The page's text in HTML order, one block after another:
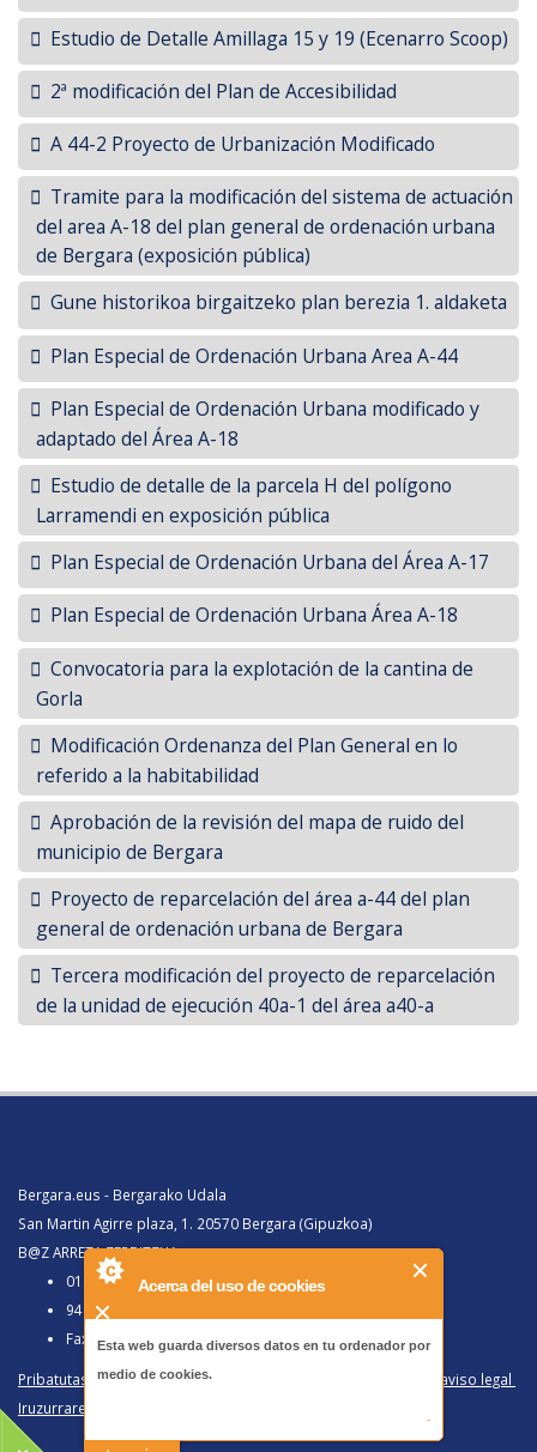
Acerca del uso de cookies
Esta web guarda diversos datos en tu ordenador por
medio de cookies.
-
Estudio de Detalle Amillaga 15 y 19 (Ecenarro Scoop)
2ª modificación del Plan de Accesibilidad
A 44-2 Proyecto de Urbanización Modificado
Tramite para la modificación del sistema de actuación
del area A-18 del plan general de ordenación urbana
de Bergara (exposición pública)
Gune historikoa birgaitzeko plan berezia 1. aldaketa
Plan Especial de Ordenación Urbana Area A-44
Plan Especial de Ordenación Urbana modificado y
adaptado del Área A-18
Estudio de detalle de la parcela H del polígono
Larramendi en exposición pública
Plan Especial de Ordenación Urbana del Área A-17
Plan Especial de Ordenación Urbana Área A-18
Convocatoria para la explotación de la cantina de
Gorla
Modificación Ordenanza del Plan General en lo
referido a la habitabilidad
Aprobación de la revisión del mapa de ruido del
municipio de Bergara
Proyecto de reparcelación del área a-44 del plan
general de ordenación urbana de Bergara
Tercera modificación del proyecto de reparcelación
de la unidad de ejecución 40a-1 del área a40-a
Bergara.eus - Bergarako Udala
San Martin Agirre plaza, 1. 20570 Bergara (Gipuzkoa)
B@Z ARRETA ZERBITZUA:
010, Bergaratik deituz gero
943 77 91 00, Bergaraz kanpotik deituz gero
Faxa 943 77 91 63
Pribatutasun politika eta lege oharra
Política de privacidad y aviso legal
Iruzurraren Aurkako Politika